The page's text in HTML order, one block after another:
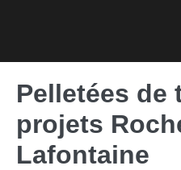
Pelletées de
projets
Lafontaine